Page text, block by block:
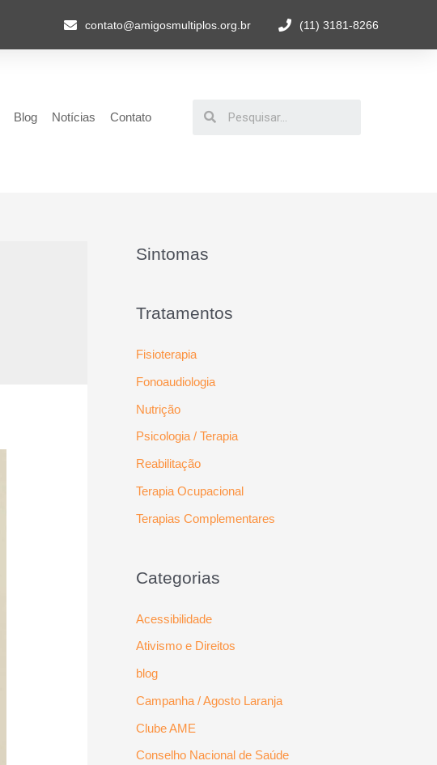
contato@amigosmultiplos.org.br (11) 3181-8266
Blog Notícias Contato
Sintomas
Tratamentos
Fisioterapia
Fonoaudiologia
Nutrição
Psicologia / Terapia
Reabilitação
Terapia Ocupacional
Terapias Complementares
Categorias
Acessibilidade
Ativismo e Direitos
blog
Campanha / Agosto Laranja
Clube AME
Conselho Nacional de Saúde